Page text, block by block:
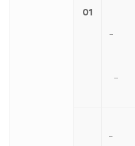
01
–
–
–